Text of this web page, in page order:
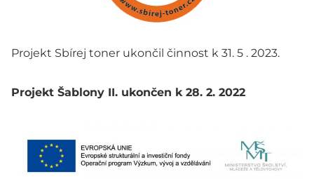
Projekt Sbírej toner ukončil činnost k 31. 5 . 2023.
Projekt Šablony II. ukončen k 28. 2. 2022